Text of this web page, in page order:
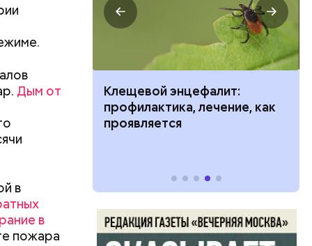
Дым от
в
в
пожара
развитие
Клещевой энцефалит:
профилактика, лечение, как
проявляется